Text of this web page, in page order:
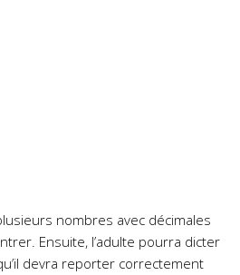
nombres avec décimales
Ensuite, l’adulte pourra dicter
devra reporter correctement